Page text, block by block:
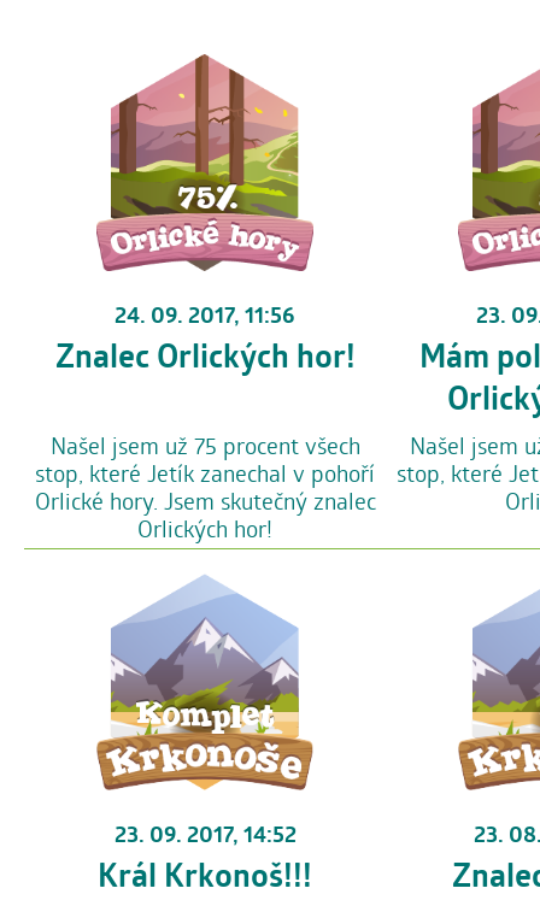
24. 09. 2017, 11:56
Znalec Orlických hor!
Našel jsem už 75 procent všech
stop, které Jetík zanechal v pohoří
Orlické hory. Jsem skutečný znalec
Orlických hor!
23.
Mám
Našel jsem
stop, které
23. 09. 2017, 14:52
Král Krkonoš!!!
23.